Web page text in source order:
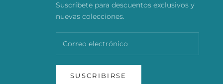
Suscríbete para descuentos exclusivos y
nuevas colecciones.
SUSCRIBIRSE